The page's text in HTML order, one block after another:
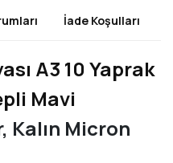
İade Koşulları
A3 10 Yaprak
Mavi
Kalın Micron